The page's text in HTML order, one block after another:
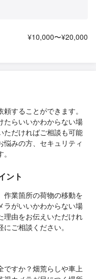
¥10,000〜¥20,000
することができます。
たらいいかわからない場
ただければご相談も可能
みの方、セキュリティ
ント
作業箇所の荷物の移動を
ラがいいかわからない場
理由をお伝えいただけれ
ご相談ください。
ですか？畑荒らしや車上